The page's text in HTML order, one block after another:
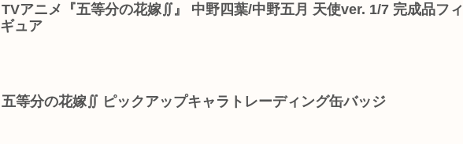
TVアニメ『五等分の花嫁∬』 中野四葉/中野五月 天使ver. 1/7 完成品フィ
ギュア
五等分の花嫁∬ ピックアップキャラトレーディング缶バッジ